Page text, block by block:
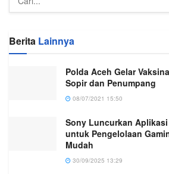
Berita Lainnya
Polda Aceh Gelar
Sopir dan Penumpang
08/07/2021 15:50
Sony Luncurkan
untuk Pengelolaan
Mudah
30/09/2025 13:29